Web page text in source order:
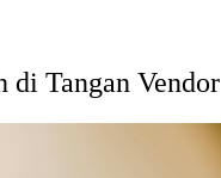
Tangan Vendor